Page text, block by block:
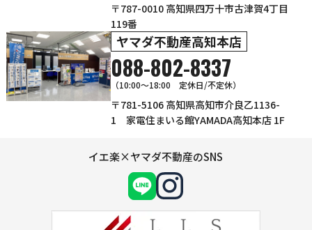
〒787-0010 高知県四万十市古津賀4丁目
119番
ヤマダ不動産高知本店
088-802-8337
（10:00～18:00 定休日/不定休）
〒781-5106 高知県高知市介良乙1136-
1 家電住まいる館YAMADA高知本店 1F
イエ楽×ヤマダ不動産のSNS